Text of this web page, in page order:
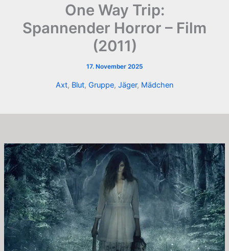
One Way Trip:
Spannender Horror – Film
(2011)
17. November 2025
Axt, Blut, Gruppe, Jäger, Mädchen